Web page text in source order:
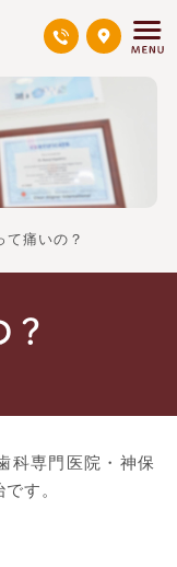
て痛いの？
？
科専門医院・神保
す。